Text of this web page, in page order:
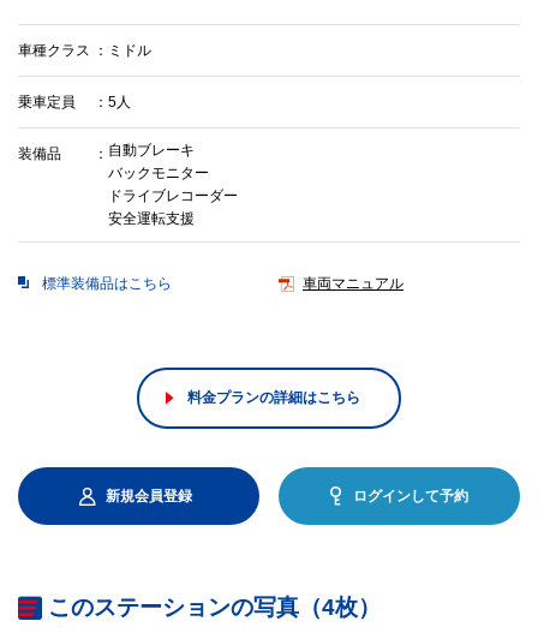
車種クラス ミドル
乗車定員 5人
装備品
自動ブレーキ
バックモニター
ドライブレコーダー
安全運転支援
標準装備品はこちら 車両マニュアル
料金プランの詳細はこちら
新規会員登録 ログインして予約
このステーションの写真（4枚）